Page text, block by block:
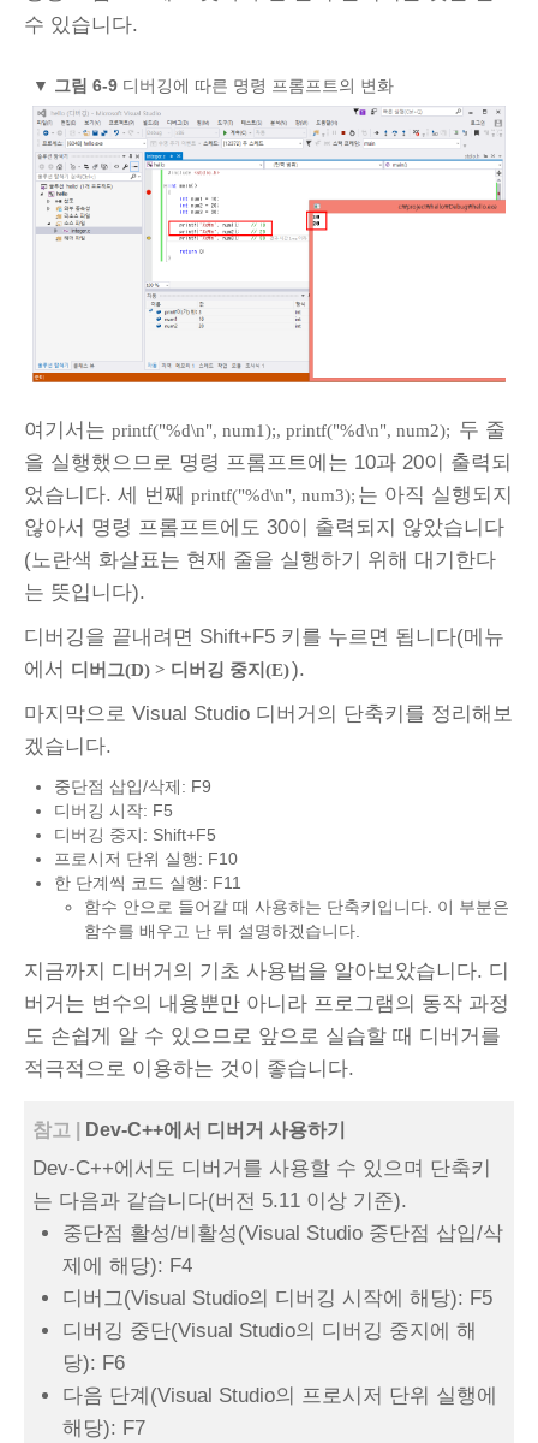
수 있습니다.
▼ 그림 6-9디버깅에 따른 명령 프롬프트의 변화
여기서는 printf("%d\n", num1);, printf("%d\n", num2); 두 줄
을 실행했으므로 명령 프롬프트에는 10과 20이 출력되
었습니다. 세 번째 printf("%d\n", num3); 는 아직 실행되지
않아서 명령 프롬프트에도 30이 출력되지 않았습니다
(노란색 화살표는 현재 줄을 실행하기 위해 대기한다
는 뜻입니다).
디버깅을 끝내려면 Shift+F5 키를 누르면 됩니다(메뉴
에서 디버그(D) > 디버깅 중지(E)).
마지막으로 Visual Studio 디버거의 단축키를 정리해보
겠습니다.
중단점 삽입/삭제: F9
디버깅 시작: F5
디버깅 중지: Shift+F5
프로시저 단위 실행: F10
한 단계씩 코드 실행: F11
함수 안으로 들어갈 때 사용하는 단축키입니다. 이 부분은
함수를 배우고 난 뒤 설명하겠습니다.
지금까지 디버거의 기초 사용법을 알아보았습니다. 디
버거는 변수의 내용뿐만 아니라 프로그램의 동작 과정
도 손쉽게 알 수 있으므로 앞으로 실습할 때 디버거를
적극적으로 이용하는 것이 좋습니다.
참고 | Dev-C++에서 디버거 사용하기
Dev-C++에서도 디버거를 사용할 수 있으며 단축키
는 다음과 같습니다(버전 5.11 이상 기준).
중단점 활성/비활성(Visual Studio 중단점 삽입/삭
제에 해당): F4
디버그(Visual Studio의 디버깅 시작에 해당): F5
디버깅 중단(Visual Studio의 디버깅 중지에 해
당): F6
다음 단계(Visual Studio의 프로시저 단위 실행에
해당): F7